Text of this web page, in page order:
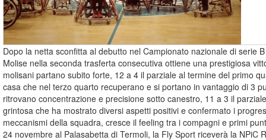
Dopo la netta sconfitta al debutto nel Campionato nazionale di serie
Molise nella seconda trasferta consecutiva ottiene una prestigiosa
molisani partano subito forte, 12 a 4 il parziale al termine del primo
casa che nel terzo quarto recuperano e si portano in vantaggio di 3
ritrovano concentrazione e precisione sotto canestro, 11 a 3 il
grintosa che ha mostrato diversi aspetti positivi e confermato i
meccanismi della squadra, cresce il feeling tra i compagni e primi
24 novembre al Palasabetta di Termoli, la Fly Sport riceverà la